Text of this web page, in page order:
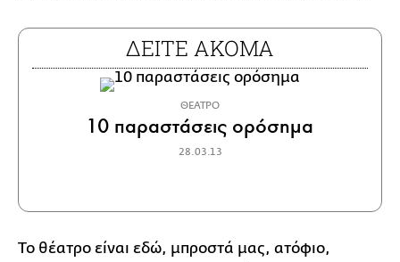
ΔΕΙΤΕ ΑΚΟΜΑ
ΘΕΑΤΡΟ
10 παραστάσεις ορόσημα
28.03.13
Το θέατρο είναι εδώ, μπροστά μας, ατόφιο,